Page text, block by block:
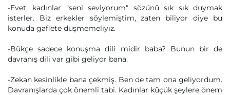
-Evet, kadınlar "seni seviyorum" sözünü sık sık duymak
isterler. Biz erkekler söylemiştim, zaten biliyor diye bu
konuda gaflete düşmemeliyiz.
-Bükçe sadece konuşma dili midir baba? Bunun bir de
davranış dili var gibi geliyor bana.
-Zekan kesinlikle bana çekmiş. Ben de tam ona geliyordum.
Davranışlarda çok önemli tabi. Kadınlar küçük şeylere önem